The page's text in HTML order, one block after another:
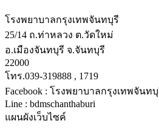
โรงพยาบาลกรุงเทพจันทบุรี
25/14 ถ.ท่าหลวง ต.วัดใหม่
อ.เมืองจันทบุรี จ.จันทบุรี
22000
โทร.039-319888 , 1719
Facebook : โรงพยาบาลกรุงเทพจันท
Line : bdmschanthaburi
แผนผังเว็บไซค์